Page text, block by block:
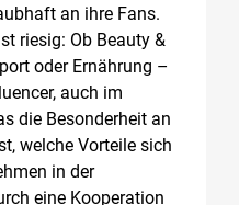
an ihre Fans.
riesig: Ob Beauty &
oder Ernährung –
auch im
die Besonderheit an
welche Vorteile sich
in der
eine Kooperation